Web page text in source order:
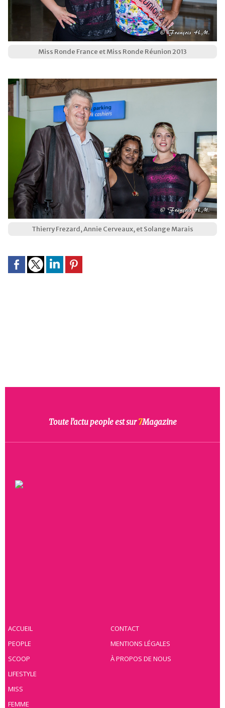
Miss Ronde France et Miss Ronde Réunion 2013
Thierry Frezard, Annie Cerveaux, et Solange Marais
Toute l’actu people est sur7Magazine
ACCUEIL
PEOPLE
SCOOP
LIFESTYLE
MISS
FEMME
CONTACT
MENTIONS LÉGALES
À PROPOS DE NOUS